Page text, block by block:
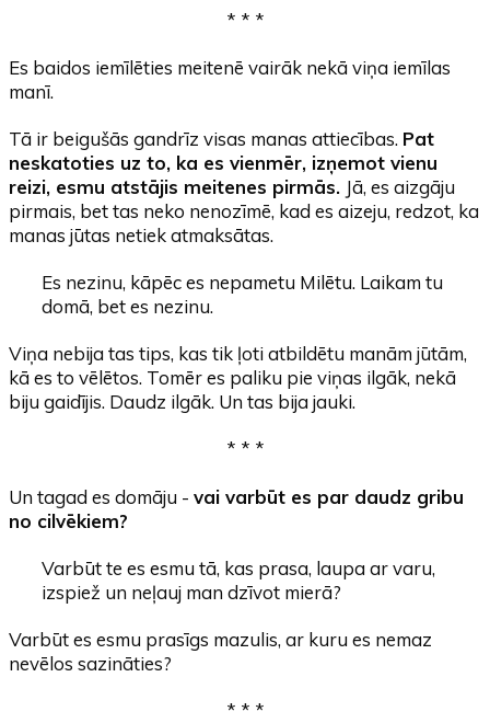
* * *
Es baidos iemīlēties meitenē vairāk nekā viņa iemīlas
manī.
Tā ir beigušās gandrīz visas manas attiecības. Pat
neskatoties uz to, ka es vienmēr, izņemot vienu
reizi, esmu atstājis meitenes pirmās. Jā, es aizgāju
pirmais, bet tas neko nenozīmē, kad es aizeju, redzot, ka
manas jūtas netiek atmaksātas.
Es nezinu, kāpēc es nepametu Milētu. Laikam tu
domā, bet es nezinu.
Viņa nebija tas tips, kas tik ļoti atbildētu manām jūtām,
kā es to vēlētos. Tomēr es paliku pie viņas ilgāk, nekā
biju gaidījis. Daudz ilgāk. Un tas bija jauki.
* * *
Un tagad es domāju -vai varbūt es par daudz gribu
no cilvēkiem?
Varbūt te es esmu tā, kas prasa, laupa ar varu,
izspiež un neļauj man dzīvot mierā?
Varbūt es esmu prasīgs mazulis, ar kuru es nemaz
nevēlos sazināties?
* * *